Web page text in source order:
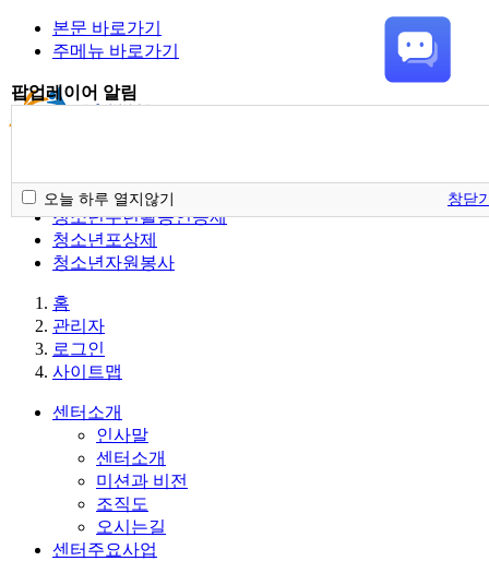
본문 바로가기
주메뉴 바로가기
청소년활동정보서비스
청소년수련활동인증제
청소년포상제
청소년자원봉사
홈
관리자
로그인
사이트맵
센터소개
인사말
센터소개
미션과 비전
조직도
오시는길
센터주요사업
팝업레이어 알림
오늘 하루 열지않기 창닫